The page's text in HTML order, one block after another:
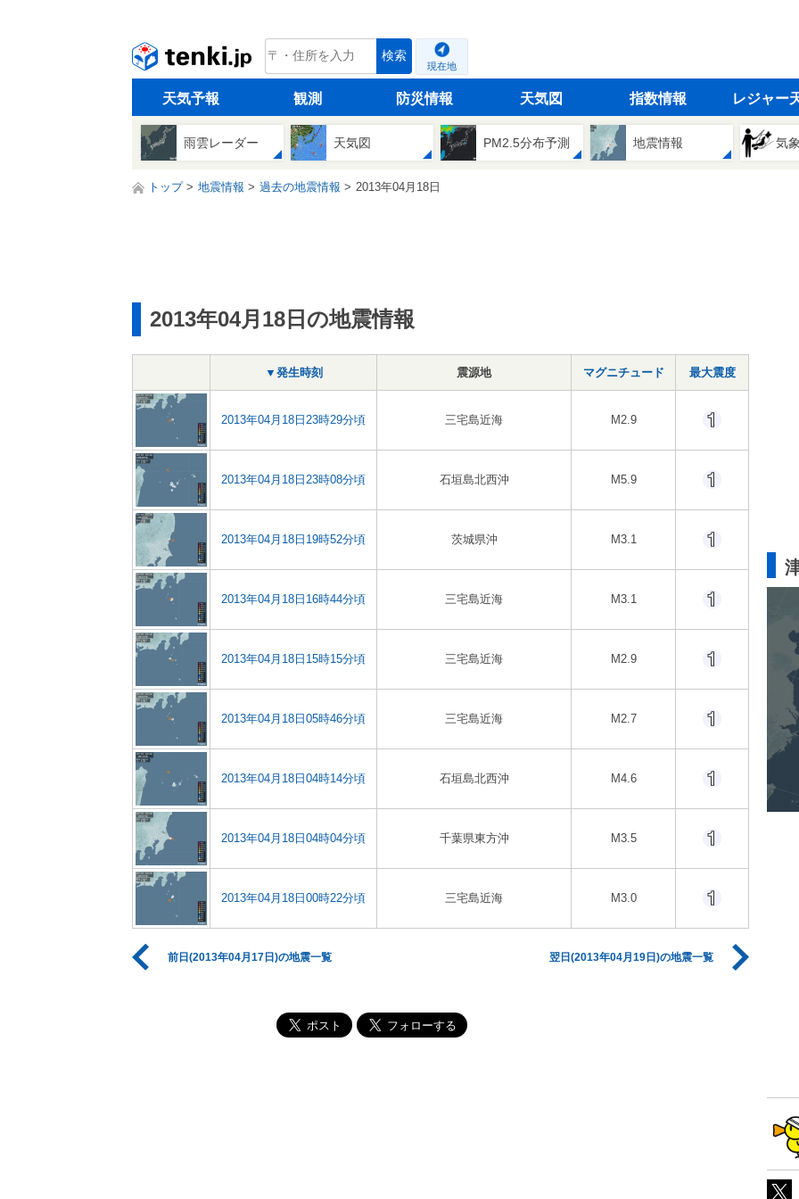
tenki.jp 検索
現在地
天気予報 観測 防災情報 天気図 指数情報 レジャー
雨雲レーダー 天気図 PM2.5分布予測 地震情報 気
トップ 地震情報 過去の地震情報 2013年04月18日
2013年04月18日の地震情報
▼発生時刻 震源地 マグニチュード 最大震度
2013年04月18日23時29分頃 三宅島近海 M2.9
2013年04月18日23時08分頃 石垣島北西沖 M5.9
2013年04月18日19時52分頃 茨城県沖 M3.1
2013年04月18日16時44分頃 三宅島近海 M3.1
2013年04月18日15時15分頃 三宅島近海 M2.9
2013年04月18日05時46分頃 三宅島近海 M2.7
2013年04月18日04時14分頃 石垣島北西沖 M4.6
2013年04月18日04時04分頃 千葉県東方沖 M3.5
2013年04月18日00時22分頃 三宅島近海 M3.0
前日(2013年04月17日)の地震一覧 翌日(2013年04月19日)の地震一覧